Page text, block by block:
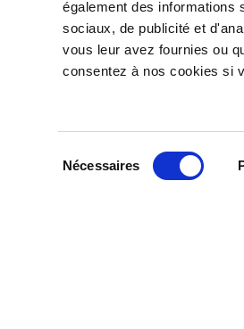
également des informations
sociaux, de publicité et
vous leur avez fournies ou
consentez à nos cookies si
Nécessaires
The need of a
the termination
of Law no. 604/1966,
of the term of
or possible settlement
termination starting from